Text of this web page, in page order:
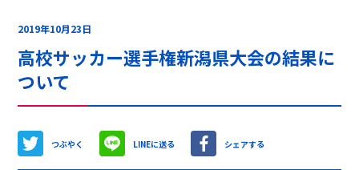
2019年10月23日
高校サッカー選手権新潟県大会の結果に
ついて
つぶやく LINEに送る シェアする